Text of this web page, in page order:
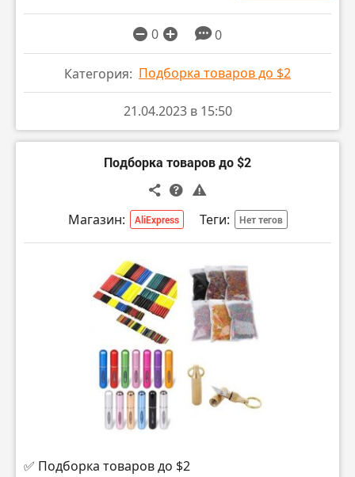
0 0
Категория: Подборка товаров до $2
21.04.2023 в 15:50
Подборка товаров до $2
Магазин: AliExpress Теги: Нет тегов
✅ Подборка товаров до $2